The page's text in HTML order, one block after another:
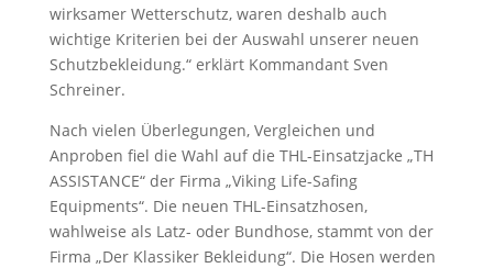
wirksamer Wetterschutz, waren deshalb auch
wichtige Kriterien bei der Auswahl unserer neuen
Schutzbekleidung.“ erklärt Kommandant Sven
Schreiner.
Nach vielen Überlegungen, Vergleichen und
Anproben fiel die Wahl auf die THL-Einsatzjacke „TH
ASSISTANCE“ der Firma „Viking Life-Safing
Equipments“. Die neuen THL-Einsatzhosen,
wahlweise als Latz- oder Bundhose, stammt von der
Firma „Der Klassiker Bekleidung“. Die Hosen werden